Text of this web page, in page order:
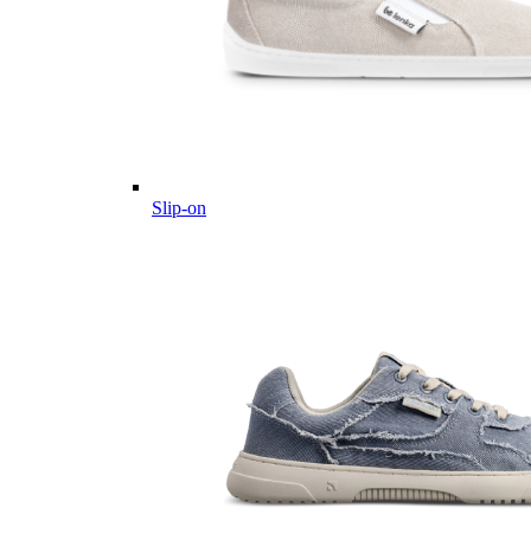
Slip-on